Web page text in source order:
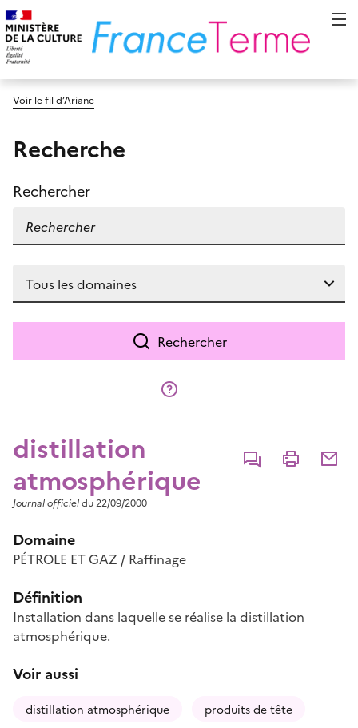
Voir le fil d’Ariane
Recherche
Rechercher
Rechercher
distillation
atmosphérique
CommenterImprimer
Journal officieldu 22/09/2000
Domaine
PÉTROLE ET GAZ / Raffinage
Définition
Installation dans laquelle se réalise la distillation
atmosphérique.
Voir aussi
distillation atmosphérique produits de tête